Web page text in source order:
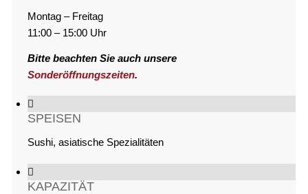
Montag – Freitag
11:00 – 15:00 Uhr
Bitte beachten Sie auch unsere
Sonderöffnungszeiten.
SPEISEN
Sushi, asiatische Spezialitäten
KAPAZITÄT